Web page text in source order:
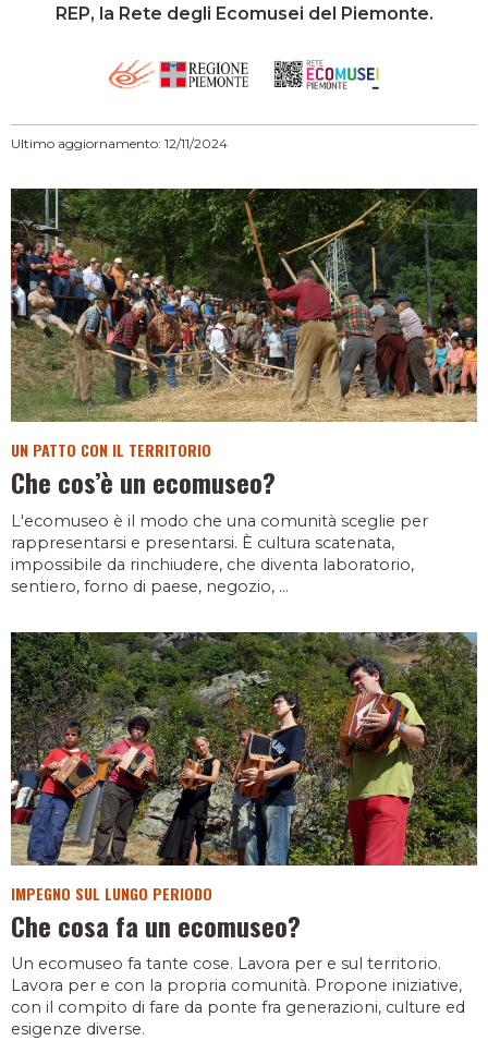
REP, la Rete degli Ecomusei del Piemonte.
Ultimo aggiornamento: 12/11/2024
UN PATTO CON IL TERRITORIO
Che cos’è un ecomuseo?
L'ecomuseo è il modo che una comunità sceglie per
rappresentarsi e presentarsi. È cultura scatenata,
impossibile da rinchiudere, che diventa laboratorio,
sentiero, forno di paese, negozio, ...
IMPEGNO SUL LUNGO PERIODO
Che cosa fa un ecomuseo?
Un ecomuseo fa tante cose. Lavora per e sul territorio.
Lavora per e con la propria comunità. Propone iniziative,
con il compito di fare da ponte fra generazioni, culture ed
esigenze diverse.